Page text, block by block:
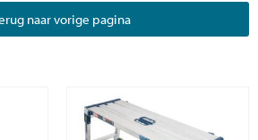
naar vorige pagina